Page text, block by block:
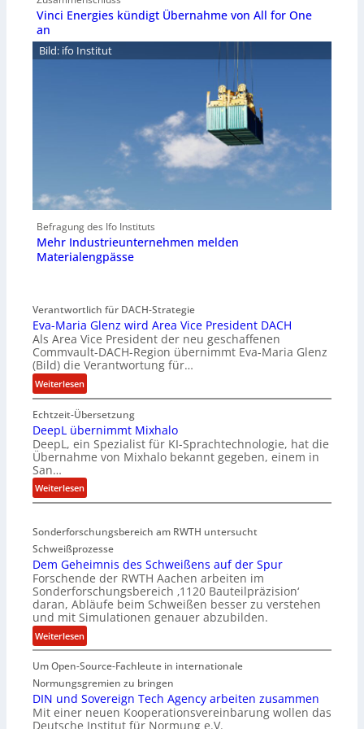
Vinci Energies kündigt Übernahme von All for One
an
Bild: ifo Institut
Befragung des Ifo Instituts
Mehr Industrieunternehmen melden
Materialengpässe
Verantwortlich für DACH-Strategie
Eva-Maria Glenz wird Area Vice President DACH
Als Area Vice President der neu geschaffenen
Commvault-DACH-Region übernimmt Eva-Maria Glenz
(Bild) die Verantwortung für…
Weiterlesen:
E
v
a
-
M
a
r
i
G
l
e
n
z
w
i
r
d
r
a
Echtzeit-Übersetzung
DeepL übernimmt Mixhalo
DeepL, ein Spezialist für KI-Sprachtechnologie, hat die
Übernahme von Mixhalo bekannt gegeben, einem in
San…
Weiterlesen:
D
e
p
L
ü
b
e
r
n
m
m
t
M
Sonderforschungsbereich am RWTH untersucht
Schweißprozesse
Dem Geheimnis des Schweißens auf der Spur
Forschende der RWTH Aachen arbeiten im
Sonderforschungsbereich ‚1120 Bauteilpräzision‘
daran, Abläufe beim Schweißen besser zu verstehen
und mit Simulationen genauer abzubilden.
Weiterlesen:
D
e
m
G
e
Um Open-Source-Fachleute in internationale
Normungsgremien zu bringen
DIN und Sovereign Tech Agency arbeiten zusammen
Mit einer neuen Kooperationsvereinbarung wollen das
Deutsche Institut für Normung e.V.